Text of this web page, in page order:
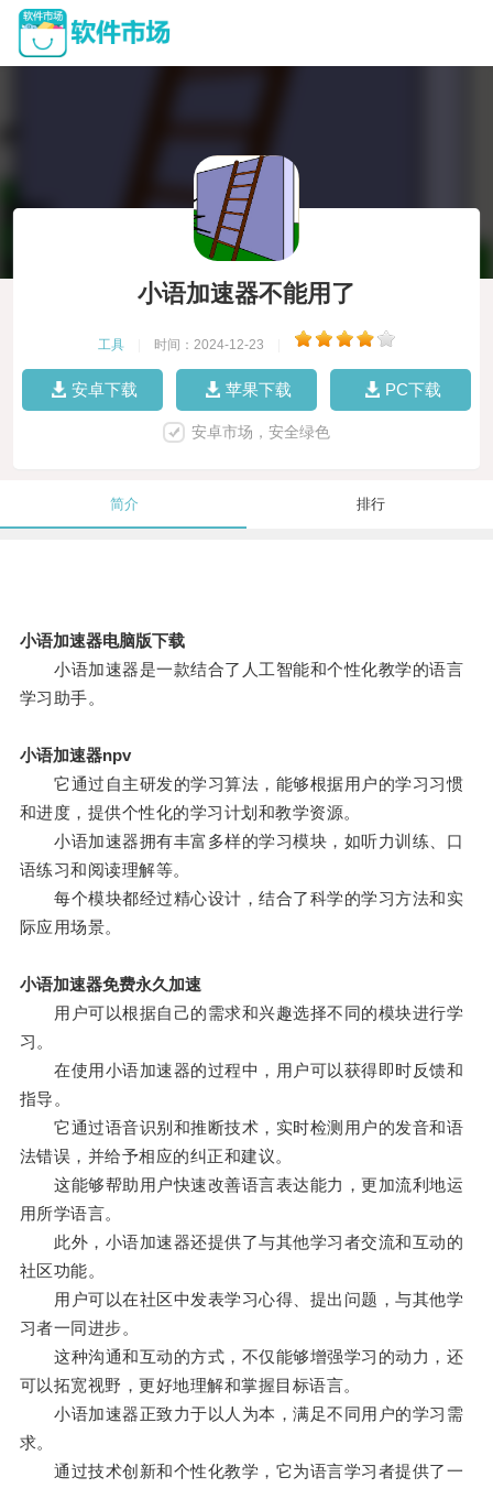
小语加速器不能用了
工具 时间：2024-12-23
安卓下载 苹果下载 PC下载
安卓市场，安全绿色
简介 排行
小语加速器电脑版下载
小语加速器是一款结合了人工智能和个性化教学的语言
学习助手。
小语加速器npv
它通过自主研发的学习算法，能够根据用户的学习习惯
和进度，提供个性化的学习计划和教学资源。
小语加速器拥有丰富多样的学习模块，如听力训练、口
语练习和阅读理解等。
每个模块都经过精心设计，结合了科学的学习方法和实
际应用场景。
小语加速器免费永久加速
用户可以根据自己的需求和兴趣选择不同的模块进行学
习。
在使用小语加速器的过程中，用户可以获得即时反馈和
指导。
它通过语音识别和推断技术，实时检测用户的发音和语
法错误，并给予相应的纠正和建议。
这能够帮助用户快速改善语言表达能力，更加流利地运
用所学语言。
此外，小语加速器还提供了与其他学习者交流和互动的
社区功能。
用户可以在社区中发表学习心得、提出问题，与其他学
习者一同进步。
这种沟通和互动的方式，不仅能够增强学习的动力，还
可以拓宽视野，更好地理解和掌握目标语言。
小语加速器正致力于以人为本，满足不同用户的学习需
求。
通过技术创新和个性化教学，它为语言学习者提供了一